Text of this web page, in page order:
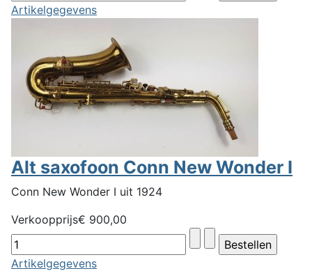
Artikelgegevens
Alt saxofoon Conn New Wonder I
Conn New Wonder I uit 1924
Verkoopprijs€ 900,00
Artikelgegevens